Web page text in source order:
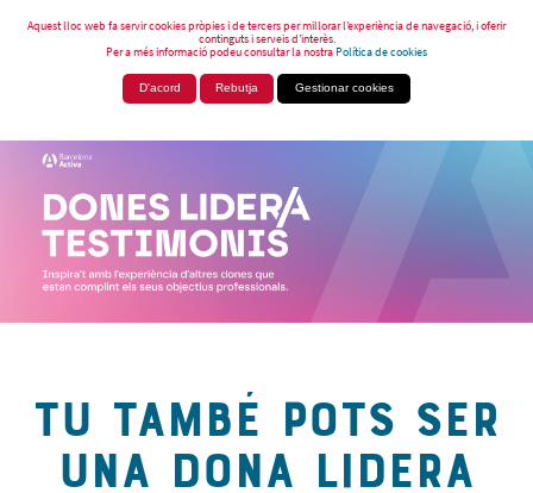
Aquest lloc web fa servir cookies pròpies i de tercers per millorar l’experiència de navegació, i oferir
continguts i serveis d’interès.
Per a més informació podeu consultar la nostraPolítica de cookies
D'acord Rebutja Gestionar cookies
TU TAMBÉ POTS SER
UNA DONA LIDERA